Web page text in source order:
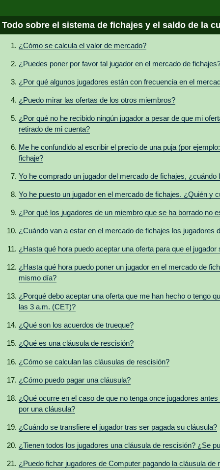
Todo sobre el sistema de fichajes y el saldo de la
¿Cómo se calcula el valor de mercado?
¿Puedes poner por favor tal jugador en el mercado de
¿Por qué algunos jugadores están con frecuencia en el
¿Puedo mirar las ofertas de los otros miembros?
¿Por qué no he recibido ningún jugador a pesar de que mi
retirado de mi cuenta?
Me he confundido al escribir el precio de una puja (por
fichaje?
Yo he comprado un jugador del mercado de fichajes, ¿cuándo
Yo he puesto un jugador en el mercado de fichajes. ¿Quién y
¿Por qué los jugadores de un miembro que se ha borrado no
¿Cuándo van a estar en el mercado de fichajes los jugadores
¿Hasta qué hora puedo aceptar una oferta para que el
¿Hasta qué hora puedo poner un jugador en el mercado de
mismo día?
¿Porqué debo aceptar una oferta que me han hecho o tengo
las 3 a.m. (CET)?
¿Qué son los acuerdos de trueque?
¿Qué es una cláusula de rescisión?
¿Cómo se calculan las cláusulas de rescisión?
¿Cómo puedo pagar una cláusula?
¿Qué ocurre en el caso de que no tenga once jugadores
por una cláusula?
¿Cuándo se transfiere el jugador tras ser pagada su cláusula?
¿Tienen todos los jugadores una cláusula de rescisión? ¿Se
¿Puedo fichar jugadores de Computer pagando la cláusula de